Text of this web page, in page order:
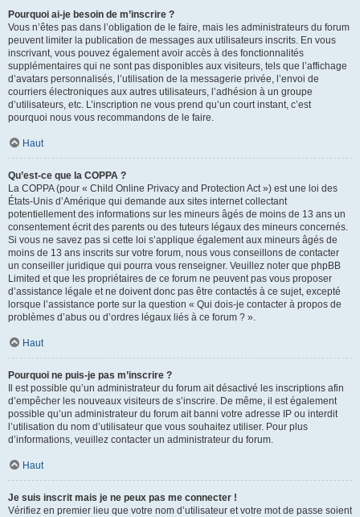
Pourquoi ai-je besoin de m’inscrire ?
Vous n’êtes pas dans l’obligation de le faire, mais les administrateurs du forum
peuvent limiter la publication de messages aux utilisateurs inscrits. En vous
inscrivant, vous pouvez également avoir accès à des fonctionnalités
supplémentaires qui ne sont pas disponibles aux visiteurs, tels que l’affichage
d’avatars personnalisés, l’utilisation de la messagerie privée, l’envoi de
courriers électroniques aux autres utilisateurs, l’adhésion à un groupe
d’utilisateurs, etc. L’inscription ne vous prend qu’un court instant, c’est
pourquoi nous vous recommandons de le faire.
Haut
Qu’est-ce que la COPPA ?
La COPPA (pour « Child Online Privacy and Protection Act ») est une loi des
États-Unis d’Amérique qui demande aux sites internet collectant
potentiellement des informations sur les mineurs âgés de moins de 13 ans un
consentement écrit des parents ou des tuteurs légaux des mineurs concernés.
Si vous ne savez pas si cette loi s’applique également aux mineurs âgés de
moins de 13 ans inscrits sur votre forum, nous vous conseillons de contacter
un conseiller juridique qui pourra vous renseigner. Veuillez noter que phpBB
Limited et que les propriétaires de ce forum ne peuvent pas vous proposer
d’assistance légale et ne doivent donc pas être contactés à ce sujet, excepté
lorsque l’assistance porte sur la question « Qui dois-je contacter à propos de
problèmes d’abus ou d’ordres légaux liés à ce forum ? ».
Haut
Pourquoi ne puis-je pas m’inscrire ?
Il est possible qu’un administrateur du forum ait désactivé les inscriptions afin
d’empêcher les nouveaux visiteurs de s’inscrire. De même, il est également
possible qu’un administrateur du forum ait banni votre adresse IP ou interdit
l’utilisation du nom d’utilisateur que vous souhaitez utiliser. Pour plus
d’informations, veuillez contacter un administrateur du forum.
Haut
Je suis inscrit mais je ne peux pas me connecter !
Vérifiez en premier lieu que votre nom d’utilisateur et votre mot de passe soient